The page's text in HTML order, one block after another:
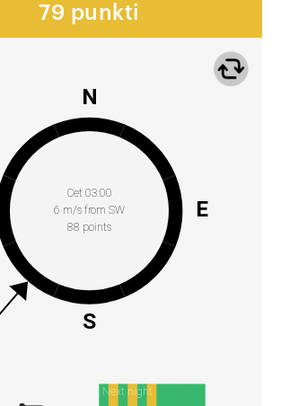
79 punkti
Cet 03:00
6 m/s from SW
88 points
N
E
S
Next night